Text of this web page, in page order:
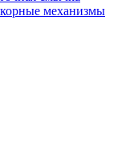
механизмы